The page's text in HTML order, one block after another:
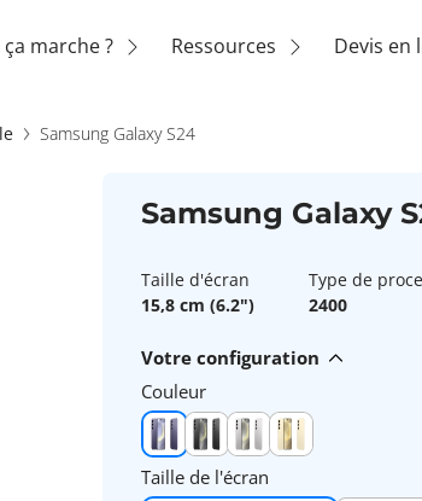
marche ? Ressources Devis en
Samsung Galaxy S24
Samsung Galaxy
Taille d'écran
15,8 cm (6.2")
Type de
2400
Votre configuration
Couleur
Taille de l'écran